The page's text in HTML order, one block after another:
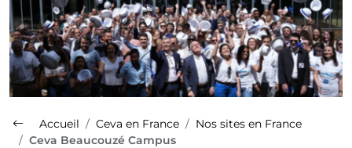
Accueil Ceva en France
Nos sites en France
Ceva Beaucouzé Campus